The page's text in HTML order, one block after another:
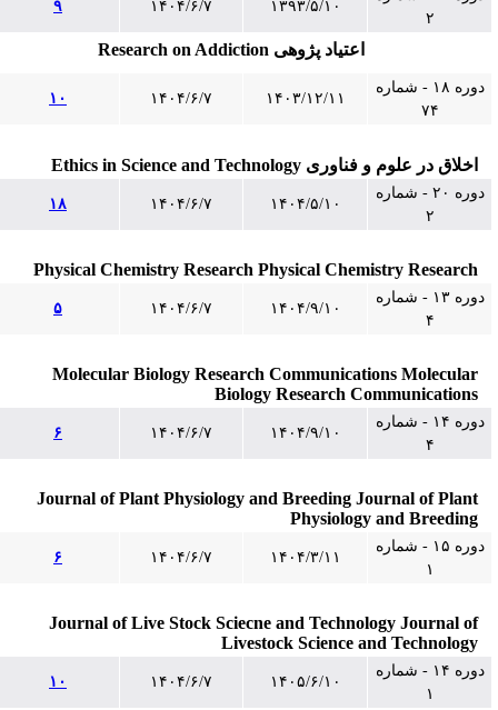
۱۳۹۳/۵/۱۰ ۱۴۰۴/۶/۷
اعتیاد پژوهی Research on Addiction
دوره ۱۸ - شماره
۷۴
۱۴۰۳/۱۲/۱۱ ۱۴۰۴/۶/۷ ۱۰
اخلاق در علوم و فناوری Ethics in Science and Technology
دوره ۲۰ - شماره
۱۴۰۴/۵/۱۰ ۱۴۰۴/۶/۷ ۱۸
Physical Chemistry Research Physical Chemistry Research
دوره ۱۳ - شماره
۱۴۰۴/۹/۱۰ ۱۴۰۴/۶/۷
Molecular Biology Research Communications Molecular
Biology Research Communications
دوره ۱۴ - شماره
۱۴۰۴/۹/۱۰ ۱۴۰۴/۶/۷
Journal of Plant Physiology and Breeding Journal of Plant
Physiology and Breeding
دوره ۱۵ - شماره
۱۴۰۴/۳/۱۱ ۱۴۰۴/۶/۷
Journal of Live Stock Sciecne and Technology Journal of
Livestock Science and Technology
دوره ۱۴ - شماره
۱۴۰۵/۶/۱۰ ۱۴۰۴/۶/۷ ۱۰